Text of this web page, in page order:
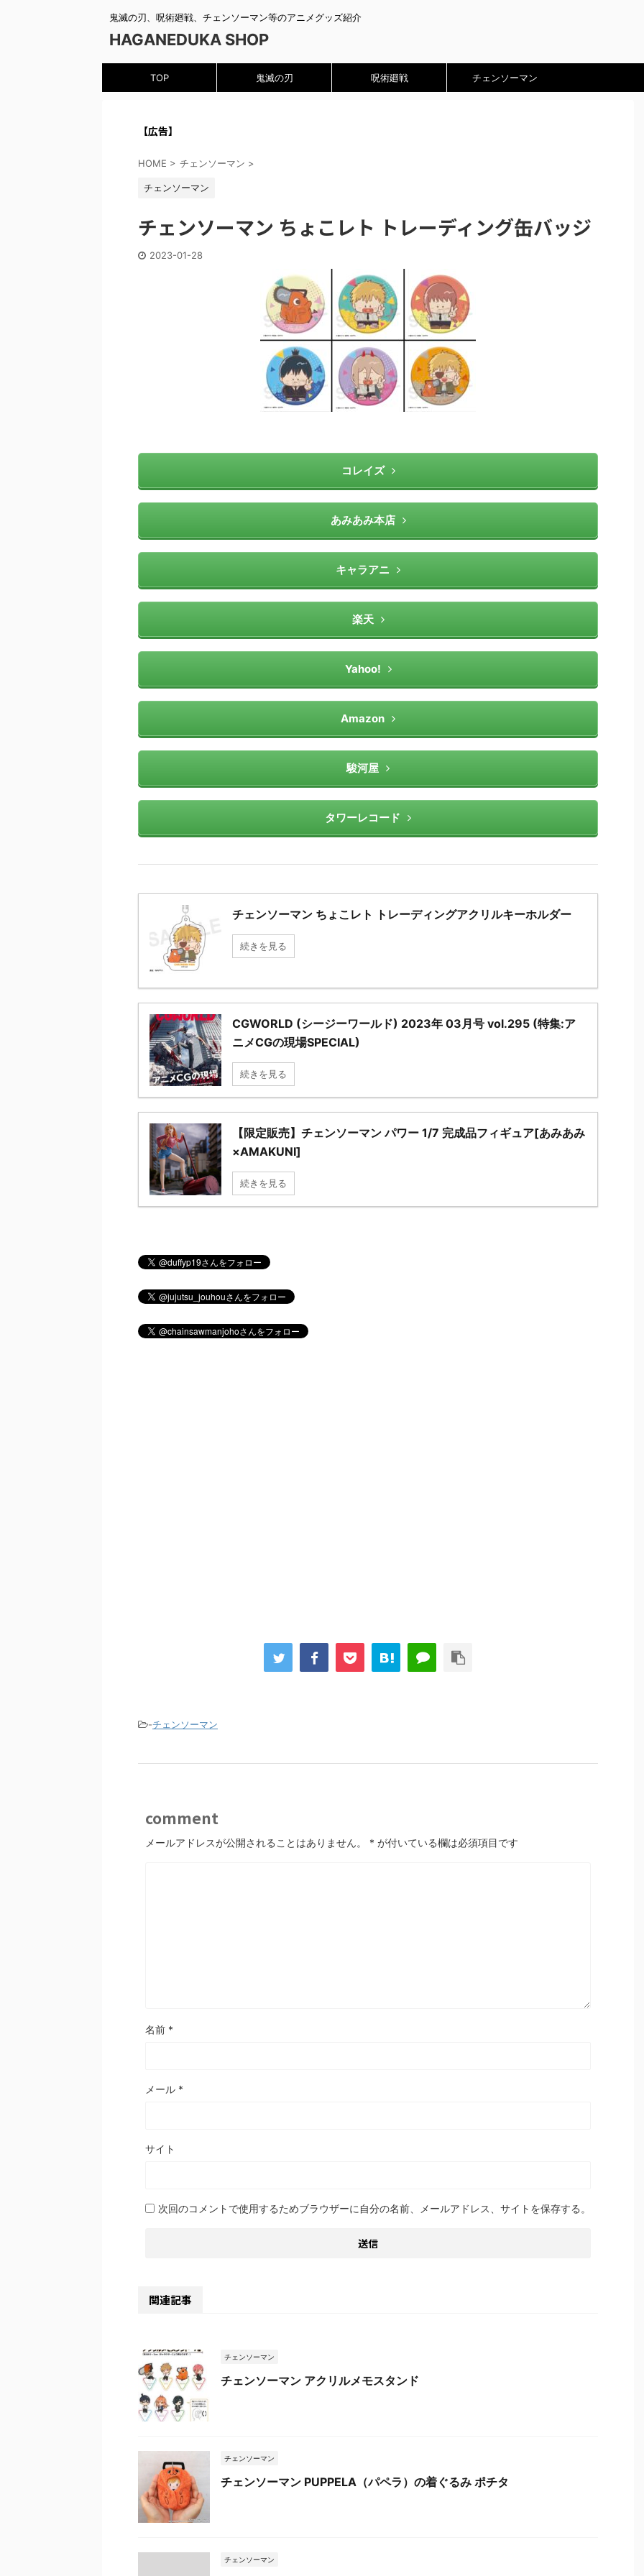
鬼滅の刃、呪術廻戦、チェンソーマン等のアニメグッズ紹介
HAGANEDUKA SHOP
TOP 鬼滅の刃 呪術廻戦 チェンソーマン
【広告】
HOME > チェンソーマン >
チェンソーマン
チェンソーマン ちょこレト トレーディング缶バッジ
2023-01-28
コレイズ
あみあみ本店
キャラアニ
楽天
Yahoo!
Amazon
駿河屋
タワーレコード
チェンソーマン ちょこレト トレーディングアクリルキーホルダー
続きを見る
CGWORLD (シージーワールド) 2023年 03月号 vol.295 (特集:ア
ニメCGの現場SPECIAL)
続きを見る
【限定販売】チェンソーマン パワー 1/7 完成品フィギュア[あみあみ
×AMAKUNI]
続きを見る
-チェンソーマン
comment
メールアドレスが公開されることはありません。 * が付いている欄は必須項目です
名前 *
メール *
サイト
次回のコメントで使用するためブラウザーに自分の名前、メールアドレス、サイトを保存する。
関連記事
チェンソーマン
チェンソーマン アクリルメモスタンド
チェンソーマン
チェンソーマン PUPPELA（パペラ）の着ぐるみ ポチタ
チェンソーマン